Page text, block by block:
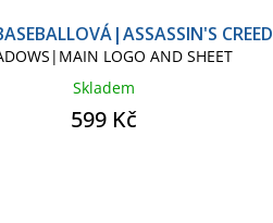
CREED
LOGO AND SHEET
Skladem
599 Kč